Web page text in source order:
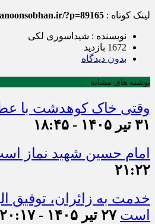
لینک کوتاه : ?p=89165
نویسنده : شیداسوری لکی
1672 بازدید
بدون دیدگاه
نوشته های مشابه
وقتی خاک کوهدشت با
۳۱ تیر ۱۴۰۵ - ۱۸:۴۵
امام حسین شهید نماز
۲۱:۲۲
خدمت به زائران، توفیق
است ۲۷ تیر ۱۴۰۵ - ۲۰:۱۷